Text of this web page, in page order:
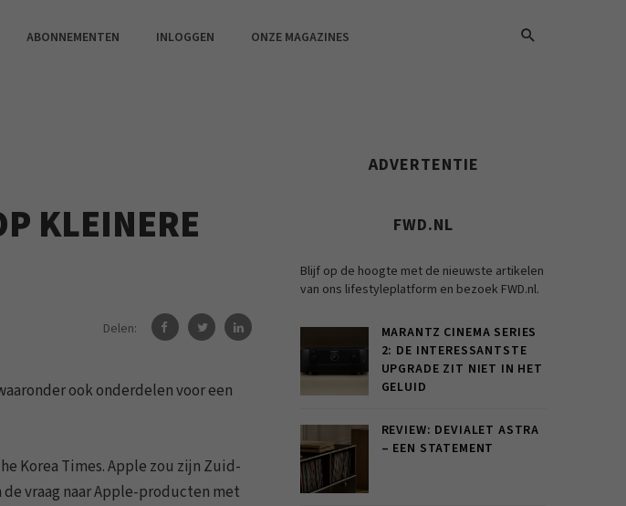
ABONNEMENTEN INLOGGEN ONZE MAGAZINES
KLEINERE
Delen:
ook onderdelen voor een
Korea Times. Apple zou zijn Zuid-
vraag naar Apple-producten met
ADVERTENTIE
FWD.NL
Blijf op de hoogte met de nieuwste artikelen
van ons lifestyleplatform en bezoek FWD.nl.
MARANTZ CINEMA SERIES
2: DE INTERESSANTSTE
UPGRADE ZIT NIET IN HET
GELUID
REVIEW: DEVIALET ASTRA
– EEN STATEMENT